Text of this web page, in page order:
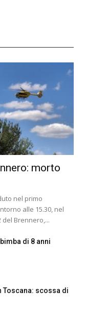
morto
nel primo
alle 15.30, nel
Brennero,...
di 8 anni
Toscana: scossa di